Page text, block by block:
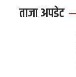
ताजा अपडेट